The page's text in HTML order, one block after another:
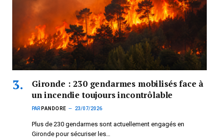
Gironde : 230 gendarmes mobilisés face à
un incendie toujours incontrôlable
PAR PANDORE 23/07/2026
Plus de 230 gendarmes sont actuellement engagés en
Gironde pour sécuriser les…